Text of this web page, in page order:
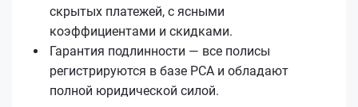
скрытых платежей, с ясными
коэффициентами и скидками.
Гарантия подлинности — все полисы
регистрируются в базе РСА и обладают
полной юридической силой.